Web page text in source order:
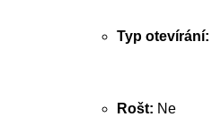
Typ otevírání:
Rošt: Ne